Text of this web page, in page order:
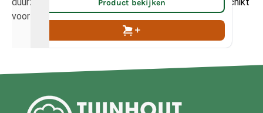
voor langdurig buitengebruik.
Product bekijken